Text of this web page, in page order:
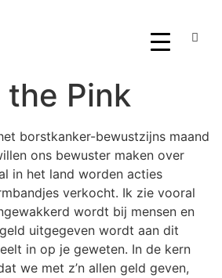
the Pink
borstkanker-bewustzijns maand
ons bewuster maken over
in het land worden acties
verkocht. Ik zie vooral
wordt bij mensen en
uitgegeven wordt aan dit
in op je geweten. In de kern
we met z’n allen geld geven,